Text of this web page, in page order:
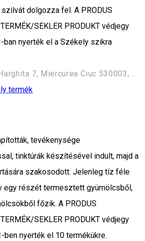
dolgozza fel. A PRODUS
SEKLER PRODUKT védjegy
ban nyerték el a Székely szikra
sc. B, ap. 3, Strada Harghita 7, Miercurea Ciuc 530003, Romania
termék
tevékenysége
tinktúrák készítésével indult, majd a
szakosodott. Jelenleg tíz féle
egy részét termesztett gyümölcsből,
főzik. A PRODUS
SEKLER PRODUKT védjegy
ben nyerték el 10 termékükre.